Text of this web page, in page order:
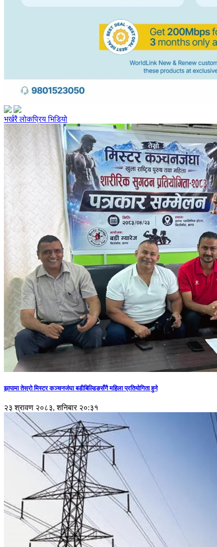
भर्खरैलोकप्रियभिडियो
झापामा तेस्रो मिस्टर कञ्चनजंघा बडीबिल्डिङसँगै महिला प्रतियोगिता हुने
२३ श्रावण २०८३, शनिबार २०:३१